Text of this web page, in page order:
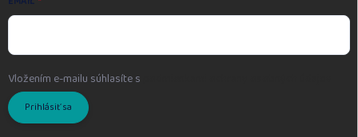
Vložením e-mailu súhlasíte s
Prihlásiť sa